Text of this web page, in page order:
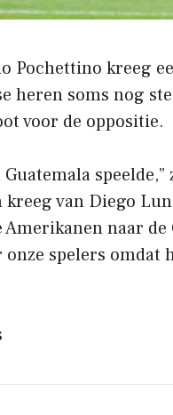
Pochettino kreeg
heren soms nog
voor de oppositie.
van Diego
Amerikanen naar
onze spelers omdat